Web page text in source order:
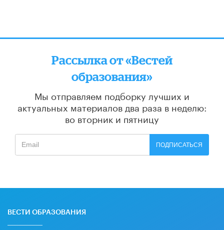
Рассылка от «Вестей
образования»
Мы отправляем подборку лучших и
актуальных материалов два раза в неделю:
во вторник и пятницу
ПОДПИСАТЬСЯ
ВЕСТИ ОБРАЗОВАНИЯ